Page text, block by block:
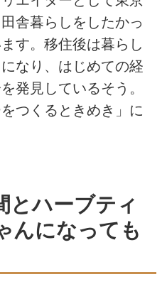
舎暮らしをしたかっ
す。移住後は暮らし
なり、はじめての経
発見しているそう。
つくるときめき」に
とハーブティ
んになっても